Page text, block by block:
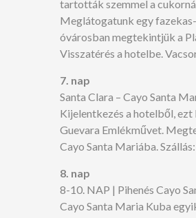
tartották szemmel a
Meglátogatunk egy
óvárosban megtekintjük a
Visszatérés a hotelbe.
7. nap
Santa Clara – Cayo Santa
Kijelentkezés a hotelből,
Guevara Emlékművet.
Cayo Santa Mariába.
8. nap
8-10. NAP | Pihenés Cayo
Cayo Santa Maria Kuba